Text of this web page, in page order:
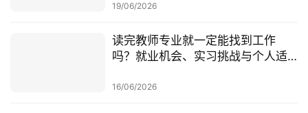
查一次梳理
19/06/2026
读完教师专业就一定能找到工作
吗？就业机会、实习挑战与个人适
16/06/2026